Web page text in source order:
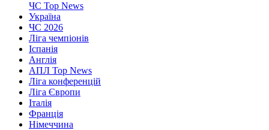
ЧС Top News
Україна
ЧС 2026
Ліга чемпіонів
Іспанія
Англія
АПЛ Top News
Ліга конференцій
Ліга Європи
Італія
Франція
Німеччина